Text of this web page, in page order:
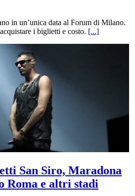
in un’unica data al Forum di Milano.
i biglietti e costo. [...]
San Siro, Maradona
Roma e altri stadi